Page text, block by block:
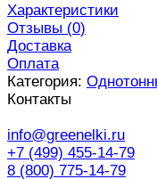
Характеристики
Отзывы (0)
Доставка
Оплата
Категория:
Контакты
info@greenelki.ru
+7 (499) 455-14-79
8 (800) 775-14-79